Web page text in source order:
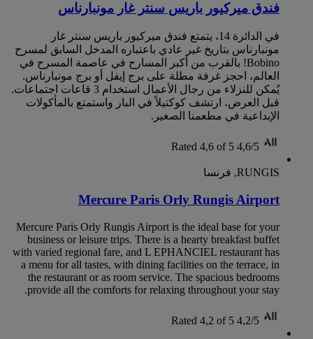
فندق ميركيور باريس سنتر غار مونبارناس
في الدائرة 14، يتمتع فندق ميركيور باريس سنتر غار
مونبارناس بتاريخ غير عادي باعتباره المدخل السابق لمسرح
Bobino! بالقرب من أكبر المسارح في عاصمة المسرح في
العالم، احجز غرفة مطلة على برج إيفل أو برج مونبارناس.
يُمكن للنزلاء من رجال الأعمال استخدام 3 قاعات اجتماعات.
قبل العرض، ارتشف كوكتيلاً في البار واستمتع بالمأكولات
الإبداعية في مطعمنا الصغير.
4,6/5
Rated 4,6 of 5
RUNGIS, فرنسا
Mercure Paris Orly Rungis Airport
Mercure Paris Orly Rungis Airport is the ideal base for your
business or leisure trips. There is a hearty breakfast buffet
with varied regional fare, and L EPHANCIEL restaurant has
a menu for all tastes, with dining facilities on the terrace, in
the restaurant or as room service. The spacious bedrooms
provide all the comforts for relaxing throughout your stay.
4,2/5
Rated 4,2 of 5